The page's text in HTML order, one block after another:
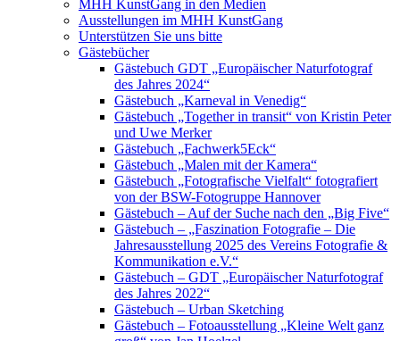
MHH KunstGang in den Medien
Ausstellungen im MHH KunstGang
Unterstützen Sie uns bitte
Gästebücher
Gästebuch GDT „Europäischer Naturfotograf
des Jahres 2024“
Gästebuch „Karneval in Venedig“
Gästebuch „Together in transit“ von Kristin Peter
und Uwe Merker
Gästebuch „Fachwerk5Eck“
Gästebuch „Malen mit der Kamera“
Gästebuch „Fotografische Vielfalt“ fotografiert
von der BSW-Fotogruppe Hannover
Gästebuch – Auf der Suche nach den „Big Five“
Gästebuch – „Faszination Fotografie – Die
Jahresausstellung 2025 des Vereins Fotografie &
Kommunikation e.V.“
Gästebuch – GDT „Europäischer Naturfotograf
des Jahres 2022“
Gästebuch – Urban Sketching
Gästebuch – Fotoausstellung „Kleine Welt ganz